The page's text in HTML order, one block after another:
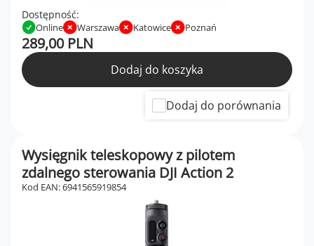
Dostępność:
Online Warszawa Katowice Poznań
289,00 PLN
Dodaj do koszyka
Dodaj do porównania
Wysięgnik teleskopowy z pilotem
zdalnego sterowania DJI Action 2
Kod EAN: 6941565919854